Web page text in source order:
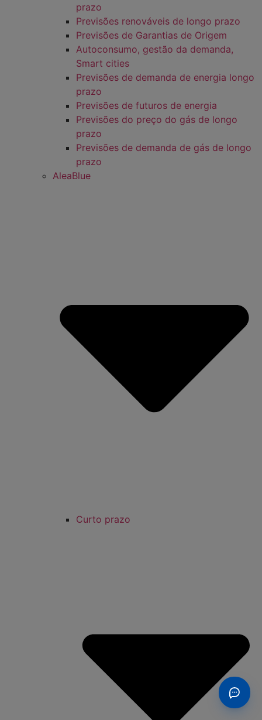
prazo
Previsões renováveis de longo prazo
Previsões de Garantias de Origem
Autoconsumo, gestão da demanda,
Smart cities
Previsões de demanda de energia longo
prazo
Previsões de futuros de energia
Previsões do preço do gás de longo
prazo
Previsões de demanda de gás de longo
prazo
AleaBlue
Curto prazo